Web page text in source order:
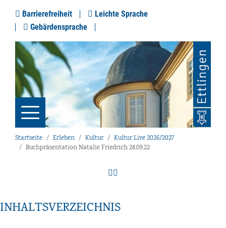
Barrierefreiheit
Leichte Sprache
Gebärdensprache
Startseite Erleben Kultur
Kultur Live 2026/2027
Buchpräsentation Natalie Friedrich 28.09.22
INHALTSVERZEICHNIS